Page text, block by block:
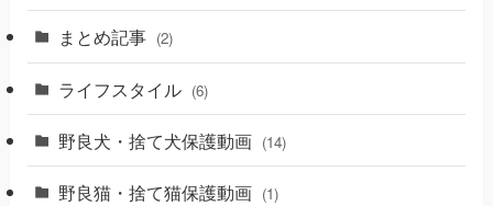
まとめ記事 (2)
ライフスタイル (6)
野良犬・捨て犬保護動画 (14)
野良猫・捨て猫保護動画 (1)